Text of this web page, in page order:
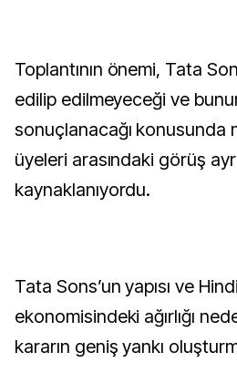
Toplantının önemi, Tata
edilip edilmeyeceği ve
sonuçlanacağı konusunda
üyeleri arasındaki görüş
kaynaklanıyordu.
Tata Sons’un yapısı ve
ekonomisindeki ağırlığı
kararın geniş yankı